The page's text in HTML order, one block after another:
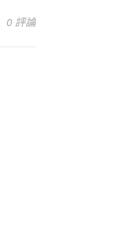
0 評論